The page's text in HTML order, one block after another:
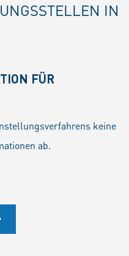
IN
FÜR
keine
ab.